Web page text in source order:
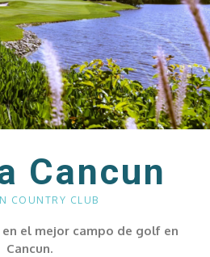
Cancun
COUNTRY CLUB
el mejor campo de golf en
Cancun.